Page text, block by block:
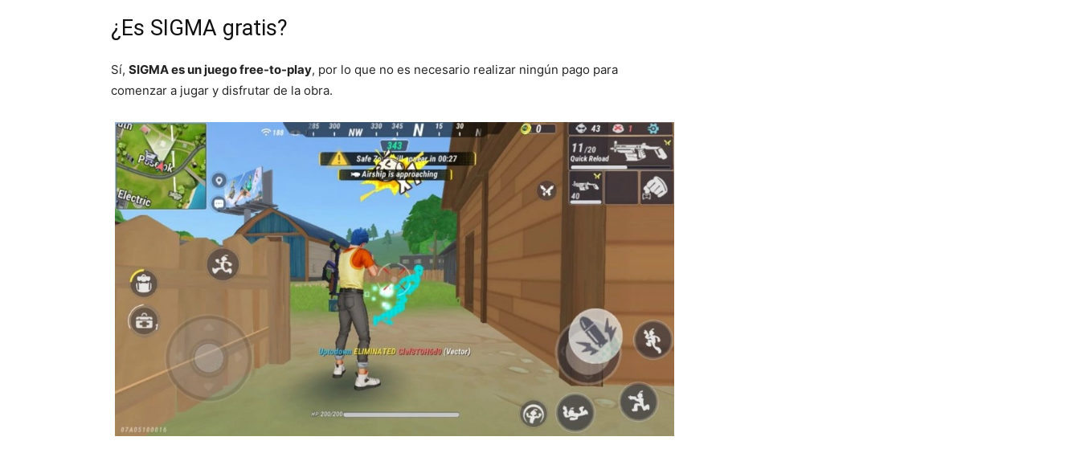
¿Es SIGMA gratis?
Sí, SIGMA es un juego free-to-play, por lo que no es necesario realizar ningún pago para
comenzar a jugar y disfrutar de la obra.